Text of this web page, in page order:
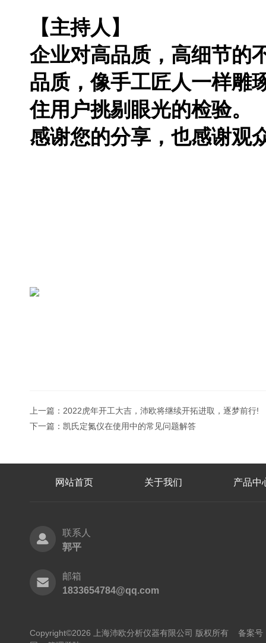
【主持人】
企业对高品质，高细节的
品质，像手工匠人一样雕
住用户挑剔眼光的检验。
感谢您的分享，也感谢观
上一篇： 2022虎年开工大吉，沛欧将继续开拓进取，逐梦前行!
下一篇： 凯氏定氮仪在使用中的常见问题解答
网站首页 关于我们 产品中
联系人
郭平
邮箱
1833654784@qq.com
Copyright©2026 上海沛欧分析仪器有限公司 版权所有 备案号